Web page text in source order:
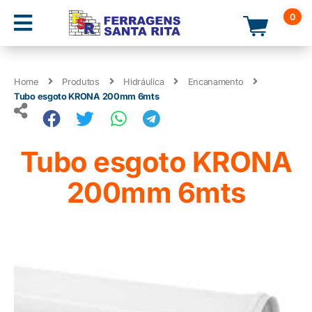
0
Home Produtos Hidráulica
Encanamento
Tubo esgoto KRONA 200mm 6mts
Tubo esgoto KRONA
200mm 6mts